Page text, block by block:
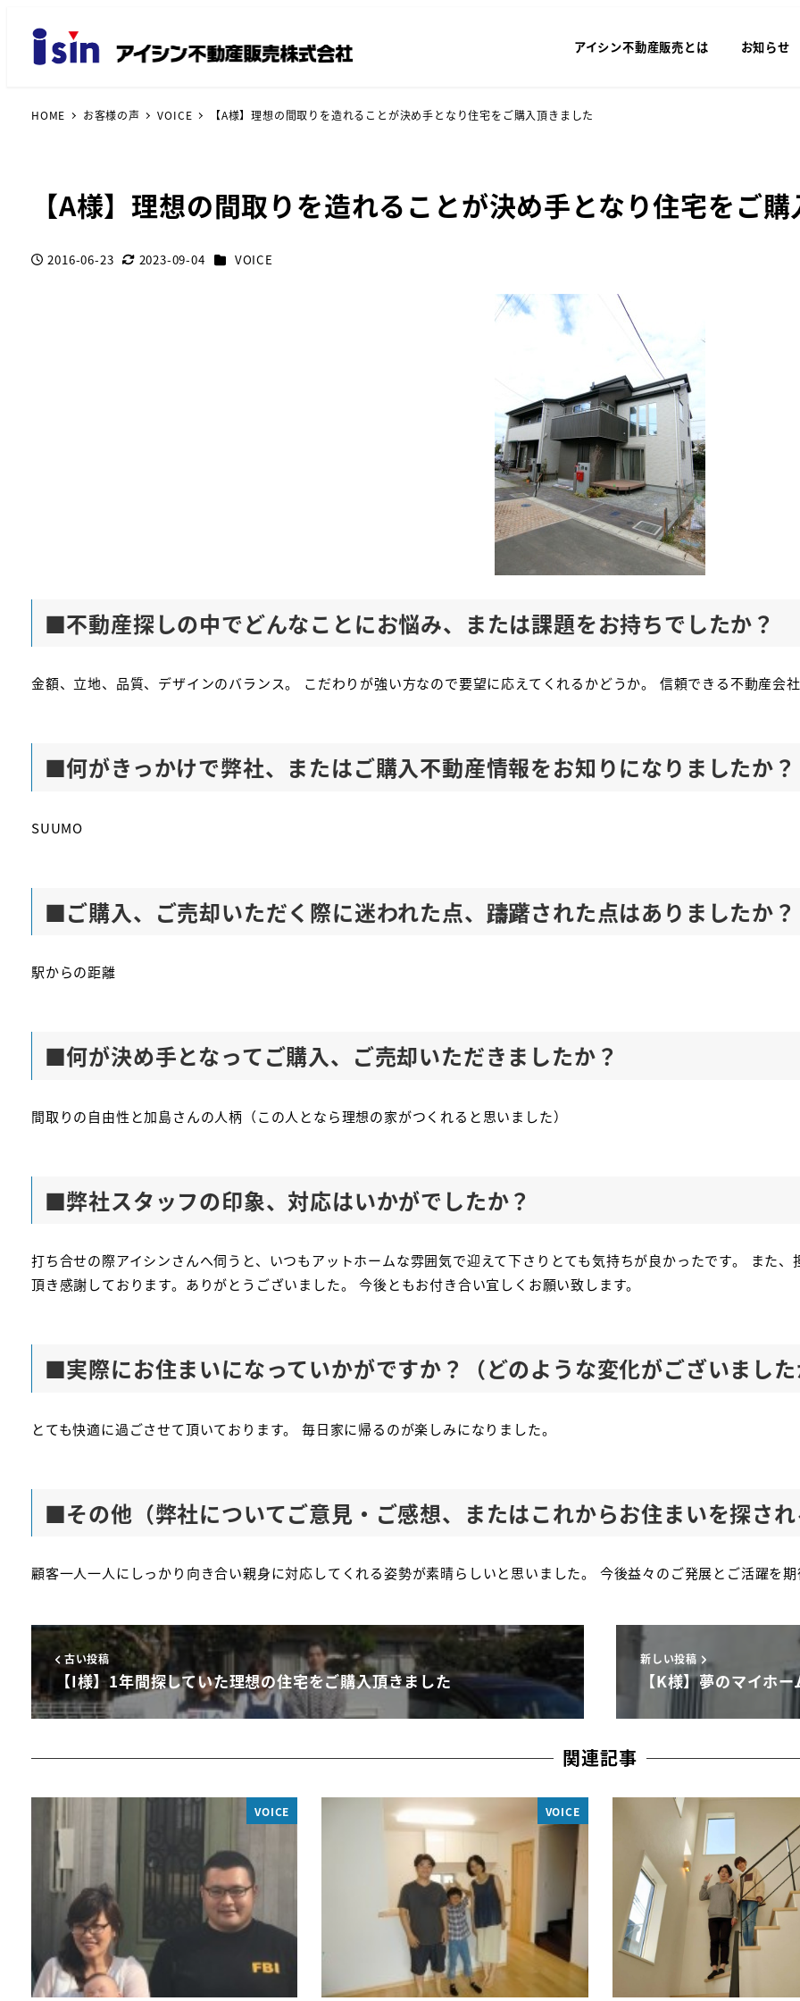
アイシン不動産販売とは お知らせ
HOME お客様の声 VOICE 【A様】理想の間取りを造れることが決め手となり住宅をご購入頂きました
【A様】理想の間取りを造れることが決め手となり住宅をご
投稿日
2016-06-23
更新日
2023-09-04 カテゴリー
VOICE
■不動産探しの中でどんなことにお悩み、または課題をお持ちでしたか？
金額、立地、品質、デザインのバランス。 こだわりが強い方なので要望に応えてくれるかどうか。 信頼できる不動産会社
■何がきっかけで弊社、またはご購入不動産情報をお知りになりましたか？
SUUMO
■ご購入、ご売却いただく際に迷われた点、躊躇された点はありましたか？
駅からの距離
■何が決め手となってご購入、ご売却いただきましたか？
間取りの自由性と加島さんの人柄（この人となら理想の家がつくれると思いました）
■弊社スタッフの印象、対応はいかがでしたか？
打ち合せの際アイシンさんへ伺うと、いつもアットホームな雰囲気で迎えて下さりとても気持ちが良かったです。 また
頂き感謝しております。ありがとうございました。 今後ともお付き合い宜しくお願い致します。
■実際にお住まいになっていかがですか？（どのような変化がございました
とても快適に過ごさせて頂いております。 毎日家に帰るのが楽しみになりました。
■その他（弊社についてご意見・ご感想、またはこれからお住まいを探され
顧客一人一人にしっかり向き合い親身に対応してくれる姿勢が素晴らしいと思いました。 今後益々のご発展とご活躍を期
古い投稿
【I様】1年間探していた理想の住宅をご購入頂きました
新しい投稿
【K様】夢のマイホ
関連記事
VOICE VOICE